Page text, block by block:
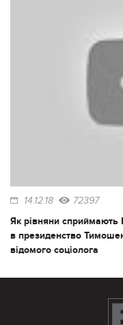
14.12.18 72397
Як рівняни сприймають
в президенство
відомого соціолога